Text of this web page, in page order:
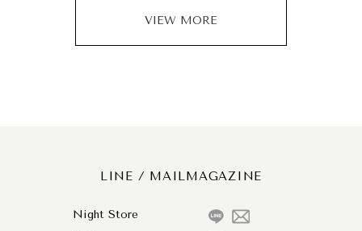
VIEW MORE
LINE / MAILMAGAZINE
Night Store